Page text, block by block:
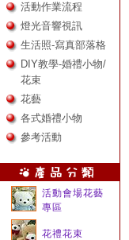
活動作業流程
燈光音響視訊
生活照-寫真部落格
DIY教學-婚禮小物/
花束
花藝
各式婚禮小物
參考活動
活動會場花藝
專區
花禮花束